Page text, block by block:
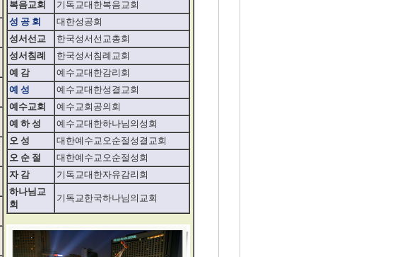
복음교회
기독교대한복음교회
성 공 회
대한성공회
성서선교
한국성서선교총회
성서침례
한국성서침례교회
예 감
예수교대한감리회
예 성
예수교대한성결교회
예수교회
예수교회공의회
예 하 성
예수교대한하나님의성회
오 성
대한예수교오순절성결교회
오 순 절
대한예수교오순절성회
자 감
기독교대한자유감리회
하나님교
회
기독교한국하나님의교회